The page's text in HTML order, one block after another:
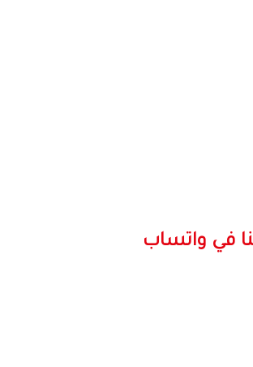
في واتساب